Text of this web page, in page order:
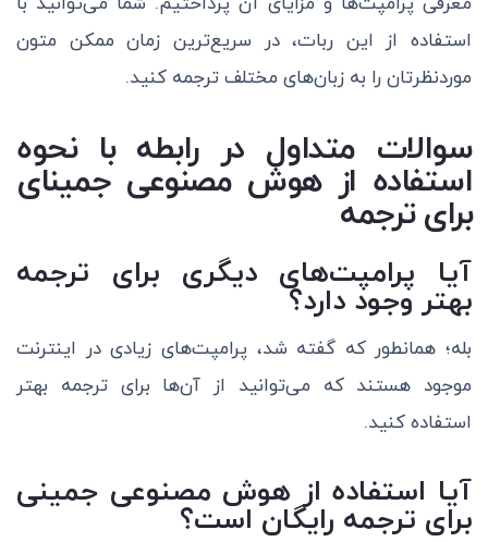
استفاده از این ربات، در سریع‌ترین زمان ممکن متون
موردنظرتان را به زبان‌های مختلف ترجمه کنید.
سوالات متداول در رابطه با نحوه
استفاده از هوش مصنوعی جمینای
برای ترجمه
آیا پرامپت‌های دیگری برای ترجمه
بهتر وجود دارد؟
بله؛ همانطور که گفته شد، پرامپت‌های زیادی در اینترنت
موجود هستند که می‌توانید از آن‌ها برای ترجمه بهتر
استفاده کنید.
آیا استفاده از هوش مصنوعی جمینی
برای ترجمه رایگان است؟